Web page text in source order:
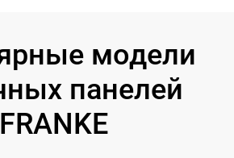
модели
панелей
FRANKE